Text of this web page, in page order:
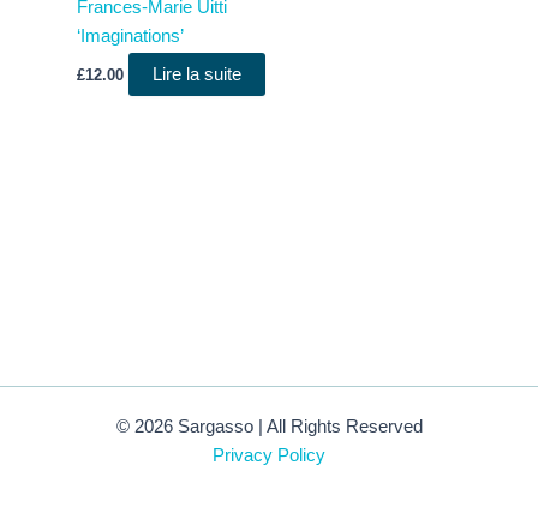
Frances-Marie Uitti
‘Imaginations’
£12.00 Lire la suite
© 2026 Sargasso | All Rights Reserved
Privacy Policy